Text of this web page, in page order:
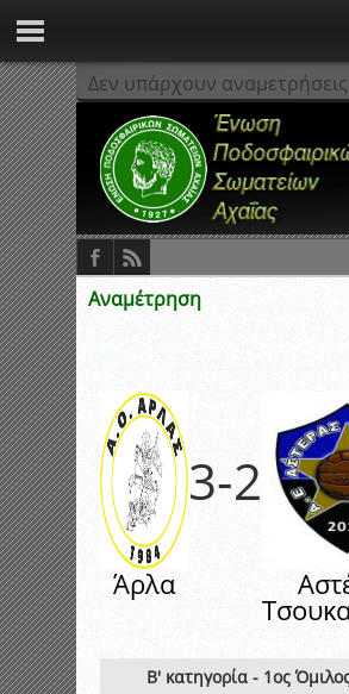
Δεν υπάρχουν αναμετρήσεις
Αναμέτρηση
3-2
Άρλα
Β' κατηγορία - 1ος